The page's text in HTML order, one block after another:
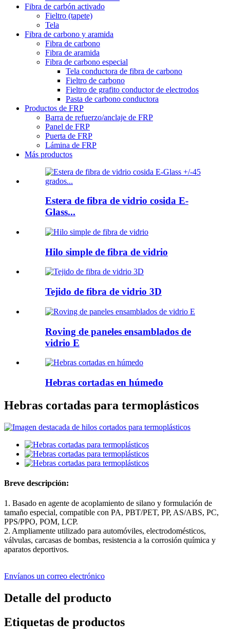
Fibra de carbón activado
Fieltro (tapete)
Tela
Fibra de carbono y aramida
Fibra de carbono
Fibra de aramida
Fibra de carbono especial
Tela conductora de fibra de carbono
Fieltro de carbono
Fieltro de grafito conductor de electrodos
Pasta de carbono conductora
Productos de FRP
Barra de refuerzo/anclaje de FRP
Panel de FRP
Puerta de FRP
Lámina de FRP
Más productos
Estera de fibra de vidrio cosida E-
Glass...
Hilo simple de fibra de vidrio
Tejido de fibra de vidrio 3D
Roving de paneles ensamblados de
vidrio E
Hebras cortadas en húmedo
Hebras cortadas para termoplásticos
Breve descripción:
1. Basado en agente de acoplamiento de silano y formulación de
tamaño especial, compatible con PA, PBT/PET, PP, AS/ABS, PC,
PPS/PPO, POM, LCP.
2. Ampliamente utilizado para automóviles, electrodomésticos,
válvulas, carcasas de bombas, resistencia a la corrosión química y
aparatos deportivos.
Envíanos un correo electrónico
Detalle del producto
Etiquetas de productos